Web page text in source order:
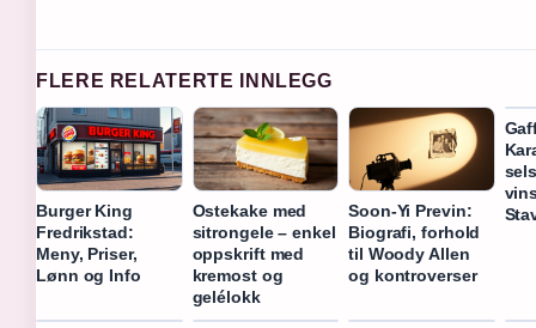
FLERE RELATERTE INNLEGG
Burger King
Fredrikstad:
Meny, Priser,
Lønn og Info
Ostekake med
sitrongele – enkel
oppskrift med
kremost og
gelélokk
Soon-Yi Previn:
Biografi, forhold
til Woody Allen
og kontroverser